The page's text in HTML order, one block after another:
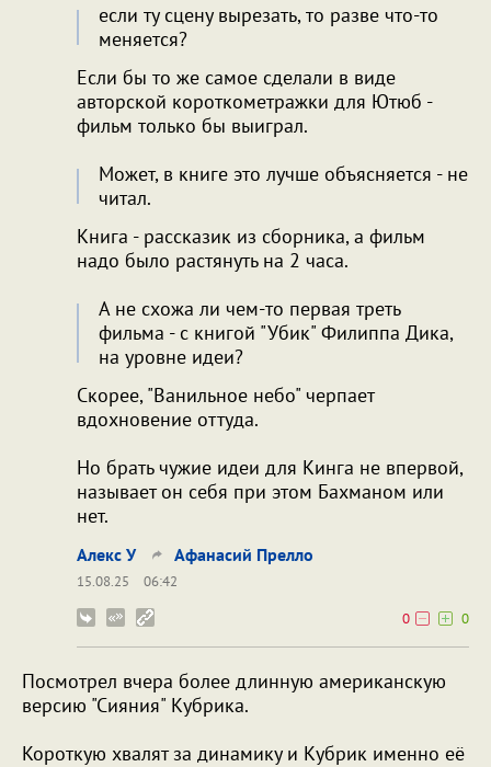
если ту сцену вырезать, то разве что-то
меняется?
Если бы то же самое сделали в виде
авторской короткометражки для Ютюб -
фильм только бы выиграл.
Может, в книге это лучше объясняется - не
читал.
Книга - рассказик из сборника, а фильм
надо было растянуть на 2 часа.
А не схожа ли чем-то первая треть
фильма - с книгой "Убик" Филиппа Дика,
на уровне идеи?
Скорее, "Ванильное небо" черпает
вдохновение оттуда.
Но брать чужие идеи для Кинга не впервой,
называет он себя при этом Бахманом или
нет.
Алекс У Афанасий Прелло
15.08.25
06:42
0
0
Посмотрел вчера более длинную американскую
версию "Сияния" Кубрика.
Короткую хвалят за динамику и Кубрик именно её